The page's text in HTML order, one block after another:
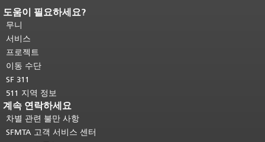
페이지 내용 끝입니다.이 페이지의 나
머지 내용은 모든 페이지에 반복됩니
다.메인 콘텐츠 상단으로 돌아가려면
여기를 클릭하십시오
도움이 필요하세요?
무니
서비스
프로젝트
이동 수단
SF 311
511 지역 정보
계속 연락하세요
차별 관련 불만 사항
SFMTA 고객 서비스 센터